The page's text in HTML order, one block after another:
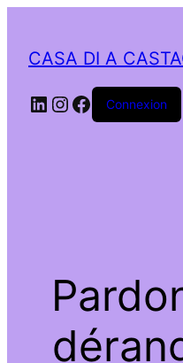
CASA DI A
LinkedIn
Instagram
Facebook
Connexion